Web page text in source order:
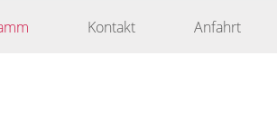
Kontakt Anfahrt